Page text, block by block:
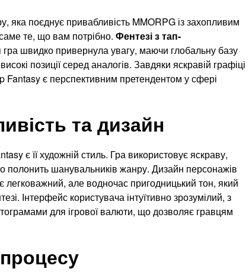
яка поєднує привабливість MMORPG із захопливим
те, що вам потрібно. Фентезі з тап-
швидко привернула увагу, маючи глобальну базу
позиції серед аналогів. Завдяки яскравій графіці
Fantasy є перспективним претендентом у сфері
та дизайн
є її художній стиль. Гра використовує яскраву,
полонить шанувальників жанру. Дизайн персонажів
але водночас пригодницький тон, який
Інтерфейс користувача інтуїтивно зрозумілий, з
для ігрової валюти, що дозволяє гравцям